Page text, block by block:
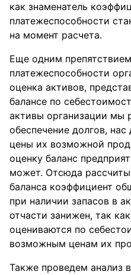
как знаменатель
платежеспособности
на момент расчета.
Еще одним
платежеспособности
оценка активов,
балансе по
активы организации мы
обеспечение долгов,
цены их возможной
оценку баланс
может. Отсюда
баланса коэффициент
при наличии запасов в
отчасти занижен, так
оцениваются по
возможным ценам их
Также проведем анализ